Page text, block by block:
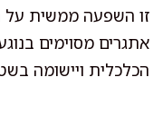
זו השפעה ממשית על
אתגרים מסוימים
הכלכלית ויישומה